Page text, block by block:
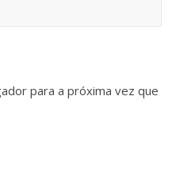
para a próxima vez que